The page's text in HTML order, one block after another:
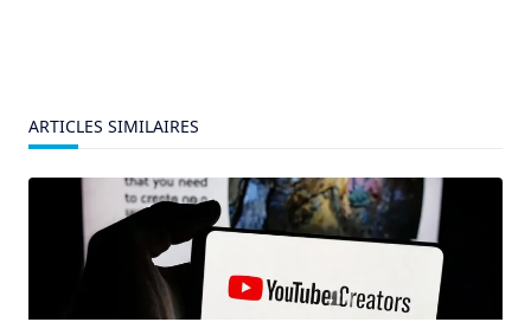
ARTICLES SIMILAIRES